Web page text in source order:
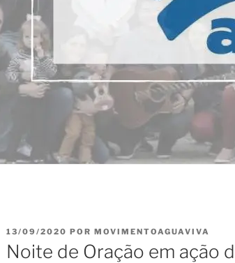
PUBLICADO
EM
13/09/2020 POR MOVIMENTOAGUAVIVA
Noite de Oração em ação